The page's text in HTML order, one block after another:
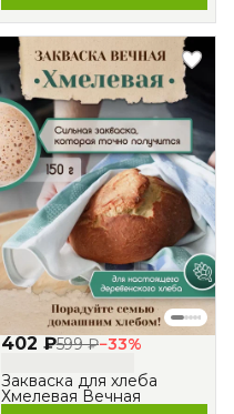
402 ₽599 ₽−33%
Закваска для хлеба
Хмелевая Вечная